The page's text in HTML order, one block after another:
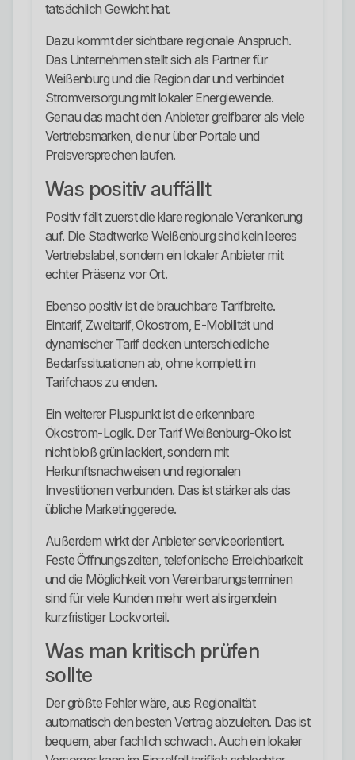
tatsächlich Gewicht hat.
Dazu kommt der sichtbare regionale Anspruch.
Das Unternehmen stellt sich als Partner für
Weißenburg und die Region dar und verbindet
Stromversorgung mit lokaler Energiewende.
Genau das macht den Anbieter greifbarer als viele
Vertriebsmarken, die nur über Portale und
Preisversprechen laufen.
Was positiv auffällt
Positiv fällt zuerst die klare regionale Verankerung
auf. Die Stadtwerke Weißenburg sind kein leeres
Vertriebslabel, sondern ein lokaler Anbieter mit
echter Präsenz vor Ort.
Ebenso positiv ist die brauchbare Tarifbreite.
Eintarif, Zweitarif, Ökostrom, E-Mobilität und
dynamischer Tarif decken unterschiedliche
Bedarfssituationen ab, ohne komplett im
Tarifchaos zu enden.
Ein weiterer Pluspunkt ist die erkennbare
Ökostrom-Logik. Der Tarif Weißenburg-Öko ist
nicht bloß grün lackiert, sondern mit
Herkunftsnachweisen und regionalen
Investitionen verbunden. Das ist stärker als das
übliche Marketinggerede.
Außerdem wirkt der Anbieter serviceorientiert.
Feste Öffnungszeiten, telefonische Erreichbarkeit
und die Möglichkeit von Vereinbarungsterminen
sind für viele Kunden mehr wert als irgendein
kurzfristiger Lockvorteil.
Was man kritisch prüfen
sollte
Der größte Fehler wäre, aus Regionalität
automatisch den besten Vertrag abzuleiten. Das ist
bequem, aber fachlich schwach. Auch ein lokaler